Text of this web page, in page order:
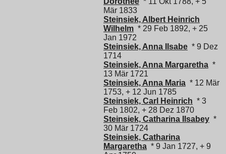
Mär 1833
Steinsiek, Albert Heinrich
Wilhelm * 29 Feb 1892, + 25
Jan 1972
Steinsiek, Anna Ilsabe * 9 Dez
1714
Steinsiek, Anna Margaretha *
13 Mär 1721
Steinsiek, Anna Maria * 12 Mär
1753, + 12 Jun 1785
Steinsiek, Carl Heinrich * 3
Feb 1802, + 28 Dez 1870
Steinsiek, Catharina Ilsabey *
30 Mär 1724
Steinsiek, Catharina
Margaretha * 9 Jan 1727, + 9